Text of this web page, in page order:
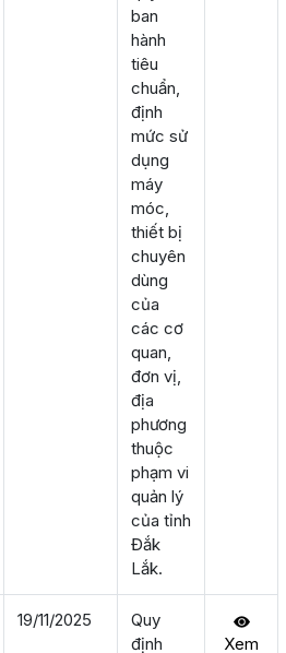
ban
hành
tiêu
chuẩn,
định
mức sử
dụng
máy
móc,
thiết bị
chuyên
dùng
của
các cơ
quan,
đơn vị,
địa
phương
thuộc
phạm vi
quản lý
của tỉnh
Đắk
Lắk.
19/11/2025
Quy
định
Xem